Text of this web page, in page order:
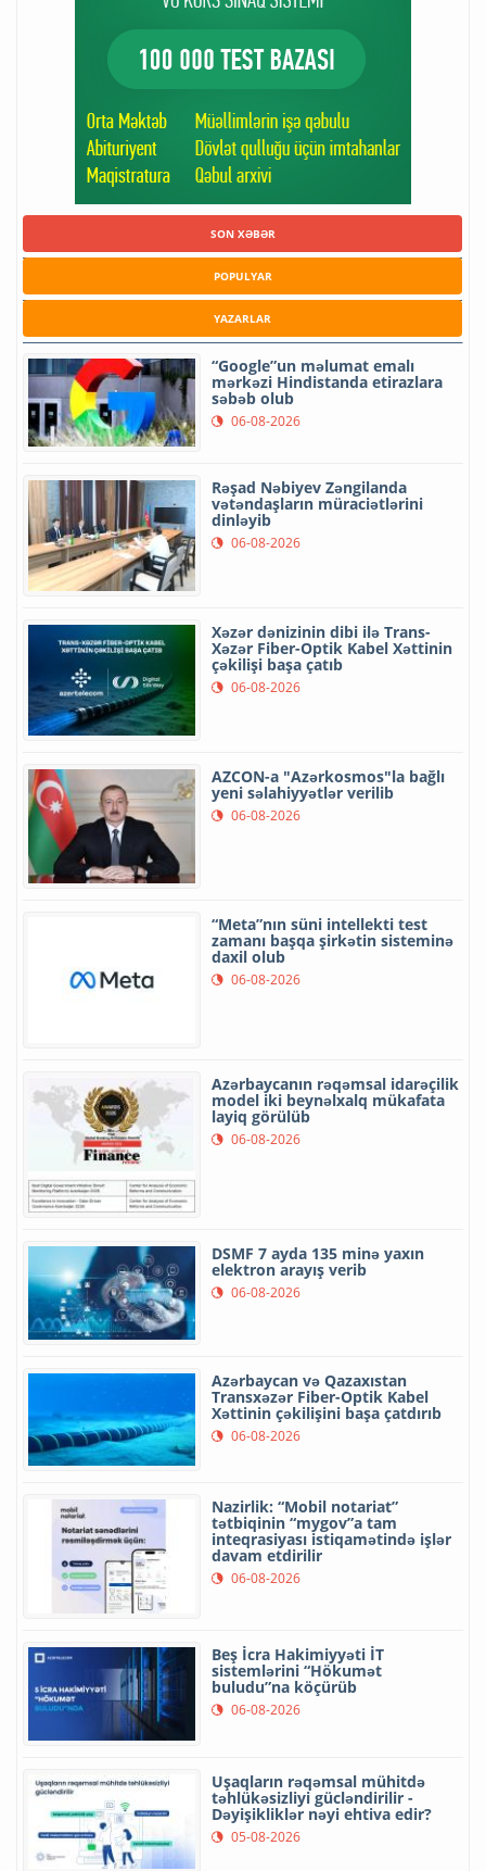
SON XƏBƏR
POPULYAR
YAZARLAR
“Google”un məlumat emalı
mərkəzi Hindistanda etirazlara
səbəb olub
06-08-2026
Rəşad Nəbiyev Zəngilanda
vətəndaşların müraciətlərini
dinləyib
06-08-2026
Xəzər dənizinin dibi ilə Trans-
Xəzər Fiber-Optik Kabel Xəttinin
çəkilişi başa çatıb
06-08-2026
AZCON-a "Azərkosmos"la bağlı
yeni səlahiyyətlər verilib
06-08-2026
“Meta”nın süni intellekti test
zamanı başqa şirkətin sisteminə
daxil olub
06-08-2026
Azərbaycanın rəqəmsal idarəçilik
model iki beynəlxalq mükafata
layiq görülüb
06-08-2026
DSMF 7 ayda 135 minə yaxın
elektron arayış verib
06-08-2026
Azərbaycan və Qazaxıstan
Transxəzər Fiber-Optik Kabel
Xəttinin çəkilişini başa çatdırıb
06-08-2026
Nazirlik: “Mobil notariat”
tətbiqinin “mygov”a tam
inteqrasiyası istiqamətində işlər
davam etdirilir
06-08-2026
Beş İcra Hakimiyyəti İT
sistemlərini “Hökumət
buludu”na köçürüb
06-08-2026
Uşaqların rəqəmsal mühitdə
təhlükəsizliyi gücləndirilir -
Dəyişikliklər nəyi ehtiva edir?
05-08-2026